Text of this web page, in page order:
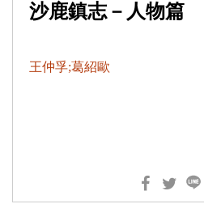
沙鹿鎮志－人物篇
王仲孚;葛紹歐